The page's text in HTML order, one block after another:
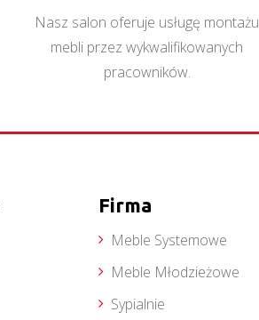
Nasz salon oferuje usługę montażu
mebli przez wykwalifikowanych
pracowników.
Firma
Meble Systemowe
Meble Młodzieżowe
Sypialnie